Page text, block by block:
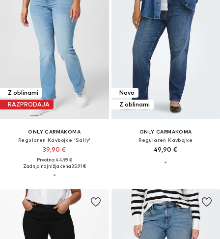
Z oblinami
RAZPRODAJA
ONLY CARMAKOMA
Regularen Kavbojke 'Sally'
39,90 €
Prvotno: 44,99 €
Zadnja najnižja cena35,91 €
Novo
Z oblinami
ONLY CARMAKOMA
Regularen Kavbojke
49,90 €